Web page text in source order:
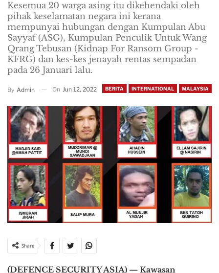
Kesemua 20 warga asing itu dikehendaki oleh
pihak keselamatan negara ini kerana
mempunyai hubungan dengan Kumpulan Abu
Sayyaf (ASG), Kumpulan Penculik Untuk Wang
Qrang Tebusan (Kidnap For Ransom Group -
KFRG) dan kes-kes jenayah rentas sempadan
pada 26 Januari lalu.
BERITA INTERNATIONAL MALAYSIA
By Admin On Jun 12, 2022
Share
(DEFENCE SECURITY ASIA) — Kawasan